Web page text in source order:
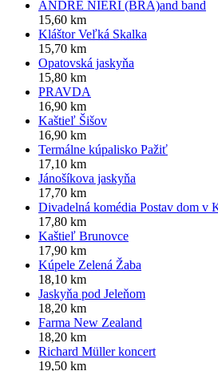
ANDRE NIERI (BRA)and band
15,60 km
Kláštor Veľká Skalka
15,70 km
Opatovská jaskyňa
15,80 km
PRAVDA
16,90 km
Kaštieľ Šišov
16,90 km
Termálne kúpalisko Pažiť
17,10 km
Jánošíkova jaskyňa
17,70 km
Divadelná komédia Postav dom v
17,80 km
Kaštieľ Brunovce
17,90 km
Kúpele Zelená Žaba
18,10 km
Jaskyňa pod Jeleňom
18,20 km
Farma New Zealand
18,20 km
Richard Müller koncert
19,50 km